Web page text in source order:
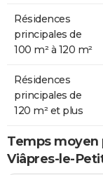
Résidences
principales de
100 m² à 120 m²
Résidences
principales de
120 m² et plus
Temps moyen
Viâpres-le-